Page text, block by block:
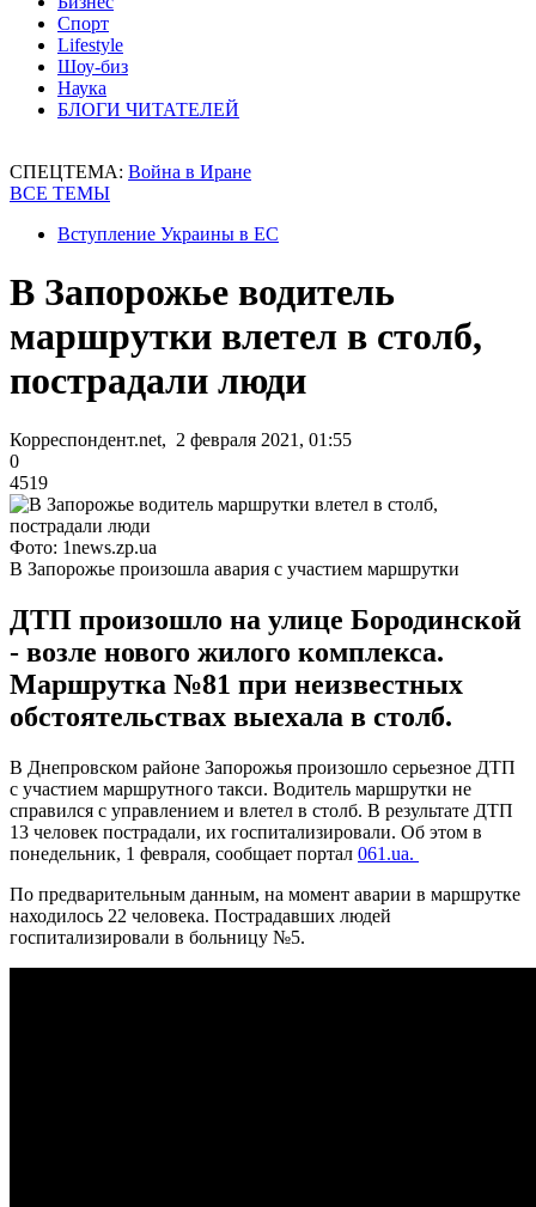
Спорт
Lifestyle
Шоу-биз
Наука
БЛОГИ ЧИТАТЕЛЕЙ
СПЕЦТЕМА: Война в Иране
ВСЕ ТЕМЫ
Вступление Украины в ЕС
В Запорожье водитель
маршрутки влетел в столб,
пострадали люди
Корреспондент.net, 2 февраля 2021, 01:55
0
4519
Фото: 1news.zp.ua
В Запорожье произошла авария с участием маршрутки
ДТП произошло на улице Бородинской
- возле нового жилого комплекса.
Маршрутка №81 при неизвестных
обстоятельствах выехала в столб.
В Днепровском районе Запорожья произошло серьезное ДТП
с участием маршрутного такси. Водитель маршрутки не
справился с управлением и влетел в столб. В результате ДТП
13 человек пострадали, их госпитализировали. Об этом в
понедельник, 1 февраля, сообщает портал 061.ua.
По предварительным данным, на момент аварии в маршрутке
находилось 22 человека. Пострадавших людей
госпитализировали в больницу №5.